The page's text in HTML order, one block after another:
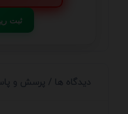
📰 ثبت
دیدگاه ها / پرسش و